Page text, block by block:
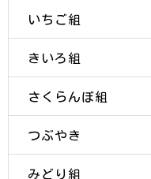
いちご組
きいろ組
さくらんぼ組
つぶやき
みどり組